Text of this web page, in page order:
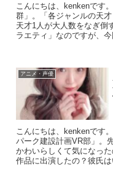
こんにちは、kenkenです
群」。「各ジャンルの天
天才1人が大人数をなぎ倒
ラエティ」なのですが、
アニメ・声優
こんにちは、kenkenです
パーク建設計画VR部」。
かわいらしくて気になっ
作品に出演したの？彼氏